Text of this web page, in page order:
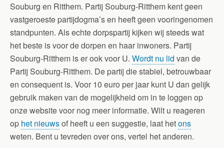
Souburg en Ritthem. Partij Souburg-Ritthem kent geen
vastgeroeste partijdogma’s en heeft geen vooringenomen
standpunten. Als echte dorpspartij kijken wij steeds wat
het beste is voor de dorpen en haar inwoners. Partij
Souburg-Ritthem is er ook voor U. Wordt nu lid van de
Partij Souburg-Ritthem. De partij die stabiel, betrouwbaar
en consequent is. Voor 10 euro per jaar kunt U dan gelijk
gebruik maken van de mogelijkheid om in te loggen op
onze website voor nog meer informatie. Wilt u reageren
op het nieuwsof heeft u een suggestie, laat hetons
weten. Bent u tevreden over ons, vertel het anderen.